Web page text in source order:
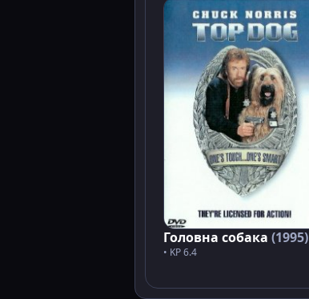
Головна собака (1995)
• KP 6.4